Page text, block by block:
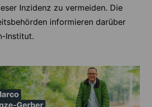
Inzidenz zu vermeiden. Die
informieren darüber
Institut.